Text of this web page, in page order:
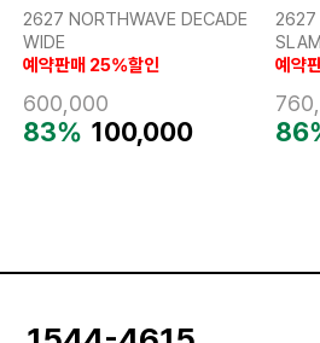
2627 NORTHWAVE DECADE
WIDE
예약판매 25%할인
600,000
83% 100,000
2627
예약